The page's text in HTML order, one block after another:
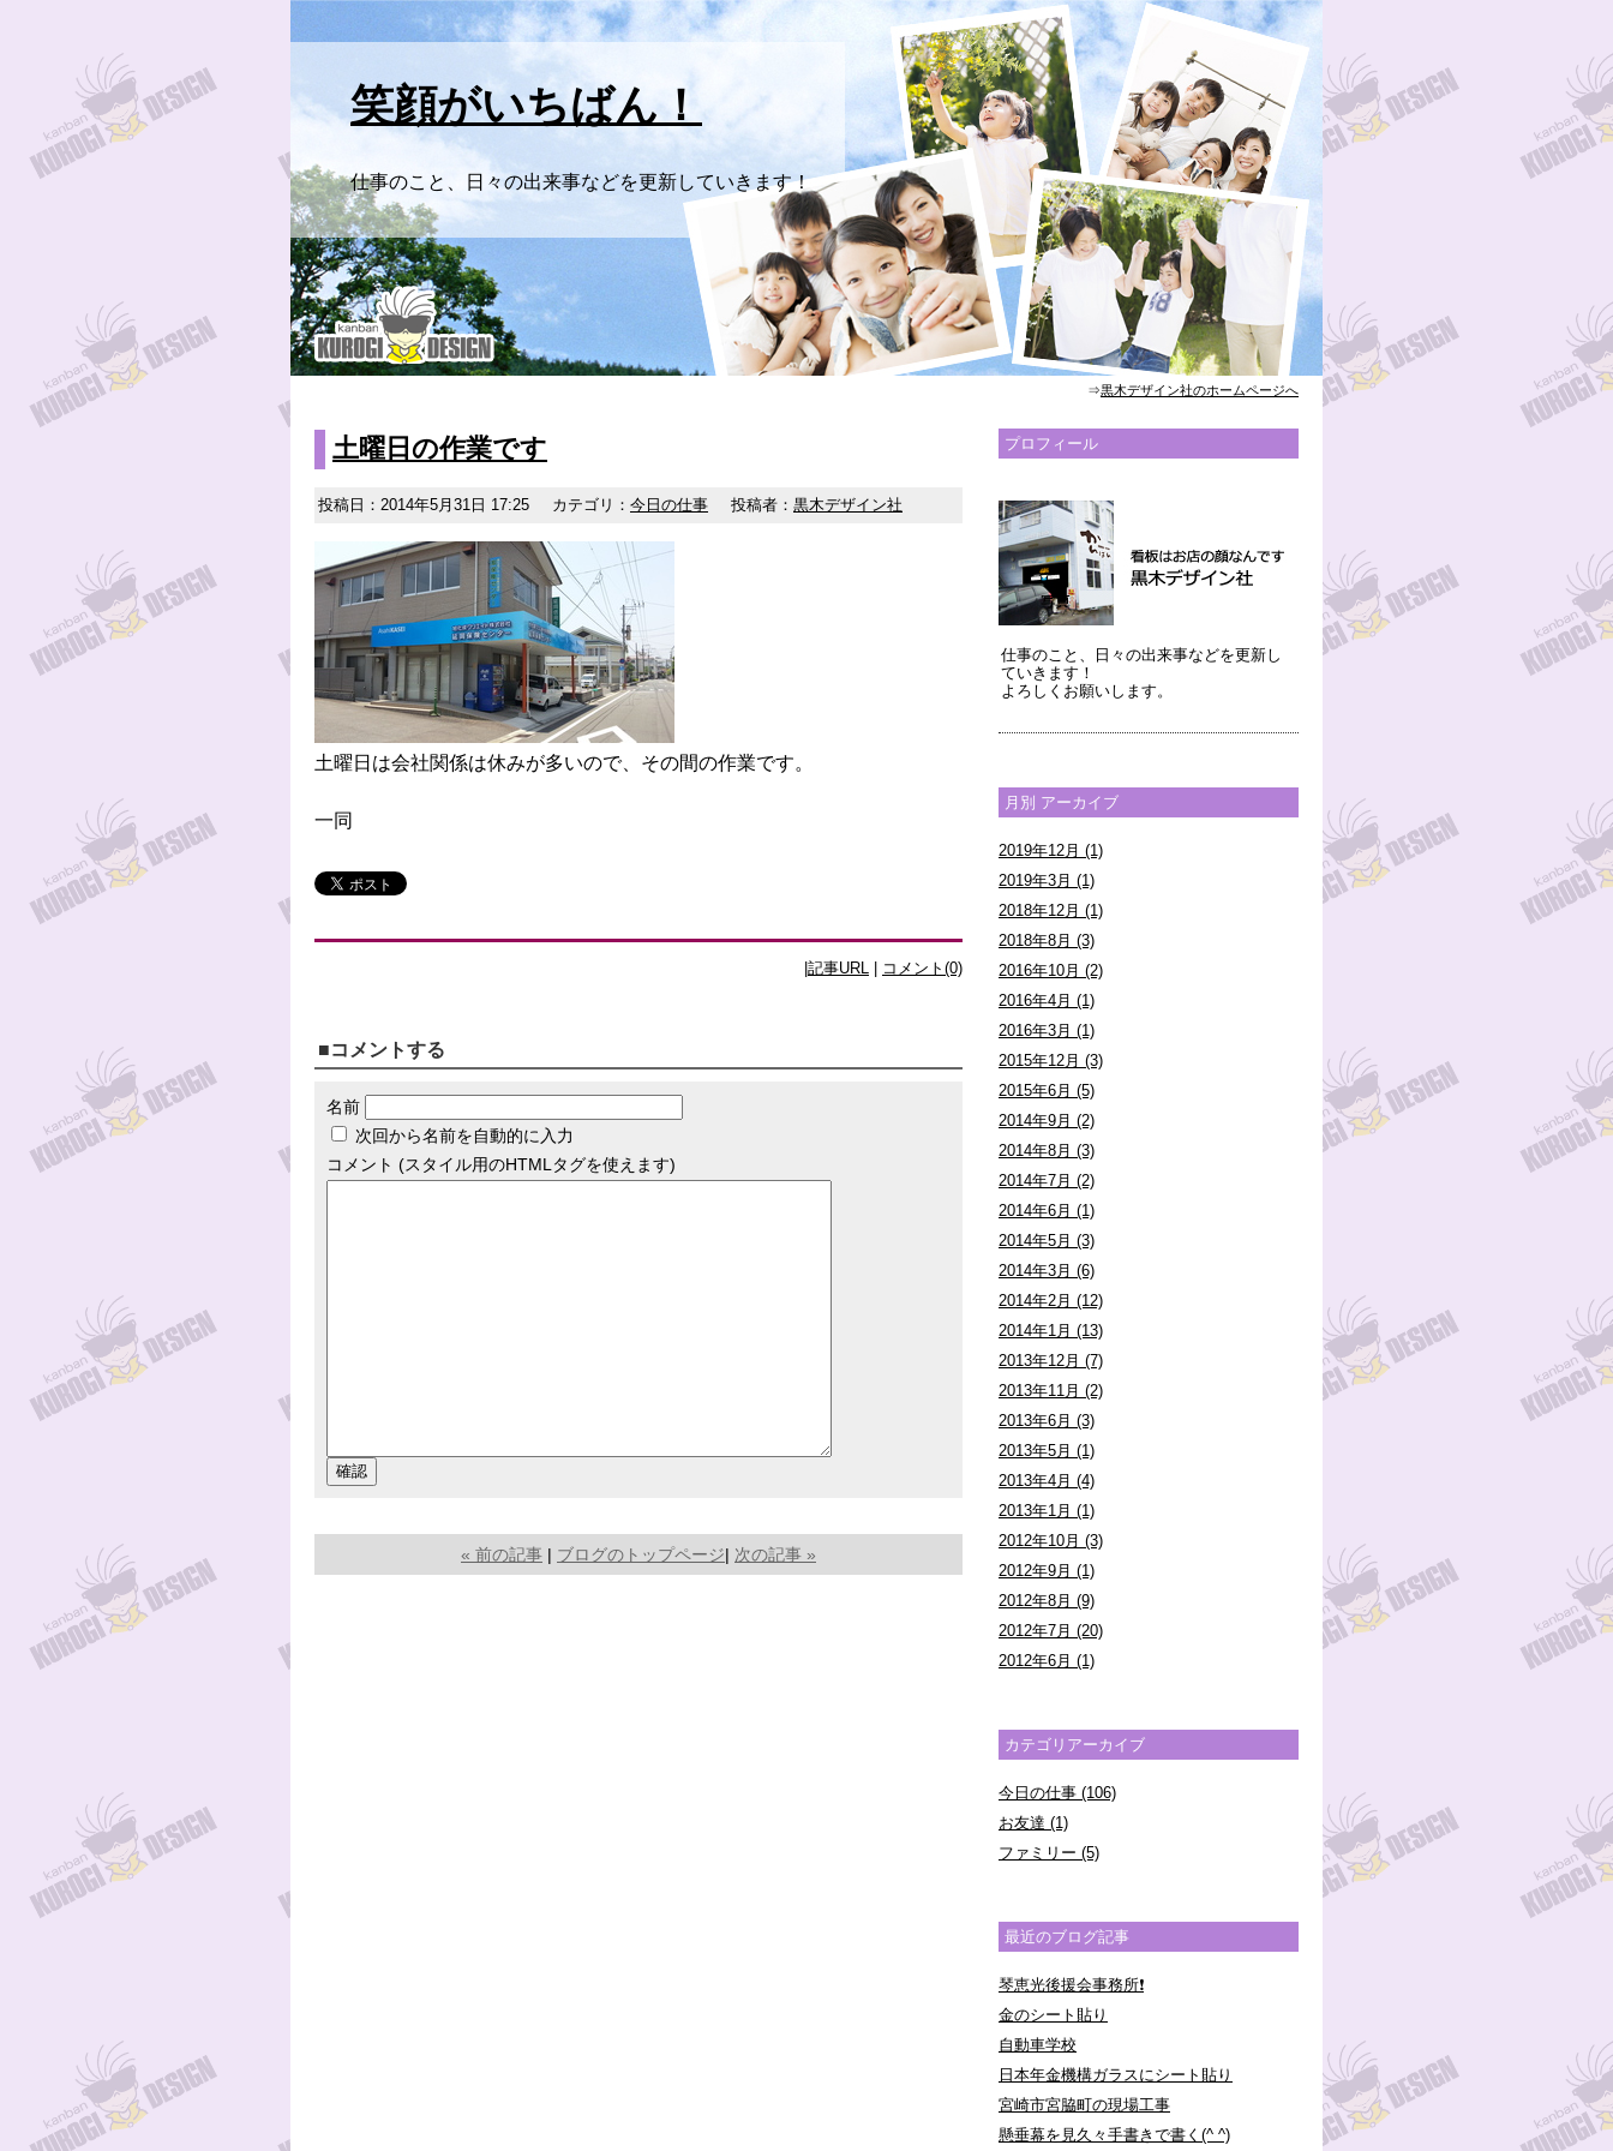
笑顔がいちばん！
仕事のこと、日々の出来事などを更新していきます！
⇒黒木デザイン社のホームページへ
土曜日の作業です
投稿日：2014年5月31日 17:25 カテゴリ： 今日の仕事 投稿者： 黒木デザイン社
土曜日は会社関係は休みが多いので、その間の作業です。
一同
記事URL コメント(0)
■コメントする
名前
次回から名前を自動的に入力
コメント (スタイル用のHTMLタグを使えます)
« 前の記事 | ブログのトップページ| 次の記事 »
プロフィール
仕事のこと、日々の出来事などを更新し
ていきます！
よろしくお願いします。
月別 アーカイブ
2019年12月 (1)
2019年3月 (1)
2018年12月 (1)
2018年8月 (3)
2016年10月 (2)
2016年4月 (1)
2016年3月 (1)
2015年12月 (3)
2015年6月 (5)
2014年9月 (2)
2014年8月 (3)
2014年7月 (2)
2014年6月 (1)
2014年5月 (3)
2014年3月 (6)
2014年2月 (12)
2014年1月 (13)
2013年12月 (7)
2013年11月 (2)
2013年6月 (3)
2013年5月 (1)
2013年4月 (4)
2013年1月 (1)
2012年10月 (3)
2012年9月 (1)
2012年8月 (9)
2012年7月 (20)
2012年6月 (1)
カテゴリアーカイブ
今日の仕事 (106)
お友達 (1)
ファミリー (5)
最近のブログ記事
琴恵光後援会事務所❗️
金のシート貼り
自動車学校
日本年金機構ガラスにシート貼り
宮崎市宮脇町の現場工事
懸垂幕を見久々手書きで書く(^ ^)